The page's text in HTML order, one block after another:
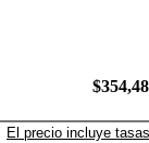
El precio incluye tasas